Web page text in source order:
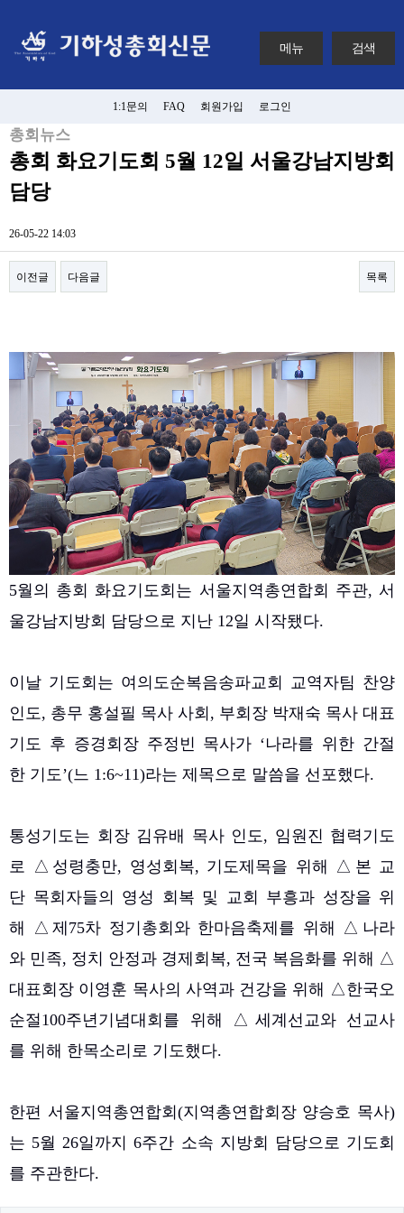
메뉴 검색
1:1문의 FAQ 회원가입 로그인
총회뉴스
총회 화요기도회 5월 12일 서울강남지방회
담당
26-05-22 14:03
이전글 다음글 목록
5월의 총회 화요기도회는 서울지역총연합회 주관, 서
울강남지방회 담당으로 지난 12일 시작됐다.
이날 기도회는 여의도순복음송파교회 교역자팀 찬양
인도, 총무 홍설필 목사 사회, 부회장 박재숙 목사 대표
기도 후 증경회장 주정빈 목사가 ‘나라를 위한 간절
한 기도’(느 1:6~11)라는 제목으로 말씀을 선포했다.
통성기도는 회장 김유배 목사 인도, 임원진 협력기도
로 △성령충만, 영성회복, 기도제목을 위해 △본 교
단 목회자들의 영성 회복 및 교회 부흥과 성장을 위
해 △제75차 정기총회와 한마음축제를 위해 △나라
와 민족, 정치 안정과 경제회복, 전국 복음화를 위해 △
대표회장 이영훈 목사의 사역과 건강을 위해 △한국오
순절100주년기념대회를 위해 △세계선교와 선교사
를 위해 한목소리로 기도했다.
한편 서울지역총연합회(지역총연합회장 양승호 목사)
는 5월 26일까지 6주간 소속 지방회 담당으로 기도회
를 주관한다.